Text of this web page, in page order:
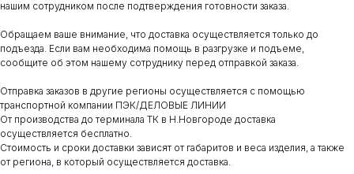
нашим сотрудником после подтверждения готовности заказа.
Обращаем ваше внимание, что доставка осуществляется только до
подъезда. Если вам необходима помощь в разгрузке и подъеме,
сообщите об этом нашему сотруднику перед отправкой заказа.
Отправка заказов в другие регионы осуществляется с помощью
транспортной компании ПЭК/ДЕЛОВЫЕ ЛИНИИ
От производства до терминала ТК в Н.Новгороде доставка
осуществляется бесплатно.
Стоимость и сроки доставки зависят от габаритов и веса изделия, а также
от региона, в который осуществляется доставка.